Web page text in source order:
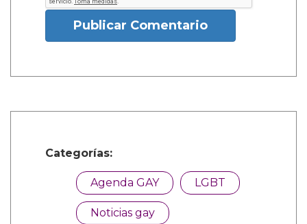
Publicar Comentario
Categorías:
Agenda GAY LGBT
Noticias gay